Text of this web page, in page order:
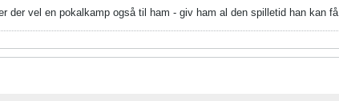
vel en pokalkamp også til ham - giv ham al den spilletid han kan få